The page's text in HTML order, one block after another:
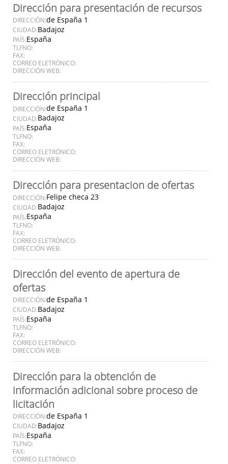
Dirección para presentación de recursos
DIRECCIÓN:de España 1
CIUDAD:Badajoz
PAÍS:España
TLFNO:
FAX:
CORREO ELETRÓNICO:
DIRECCIÓN WEB:
Dirección principal
DIRECCIÓN:de España 1
CIUDAD:Badajoz
PAÍS:España
TLFNO:
FAX:
CORREO ELETRÓNICO:
DIRECCIÓN WEB:
Dirección para presentacion de ofertas
DIRECCIÓN:Felipe checa 23
CIUDAD:Badajoz
PAÍS:España
TLFNO:
FAX:
CORREO ELETRÓNICO:
DIRECCIÓN WEB:
Dirección del evento de apertura de
ofertas
DIRECCIÓN:de España 1
CIUDAD:Badajoz
PAÍS:España
TLFNO:
FAX:
CORREO ELETRÓNICO:
DIRECCIÓN WEB:
Dirección para la obtención de
información adicional sobre proceso de
licitación
DIRECCIÓN:de España 1
CIUDAD:Badajoz
PAÍS:España
TLFNO:
FAX:
CORREO ELETRÓNICO: